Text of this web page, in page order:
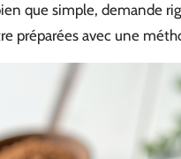
que simple, demande
préparées avec une